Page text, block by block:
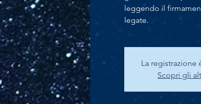
leggendo il
legate.
La registrazione
Scopri gli